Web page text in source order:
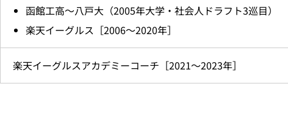
函館工高～八戸大（2005年大学・社会人ドラフト3巡目）
楽天イーグルス［2006～2020年］
楽天イーグルスアカデミーコーチ［2021～2023年］